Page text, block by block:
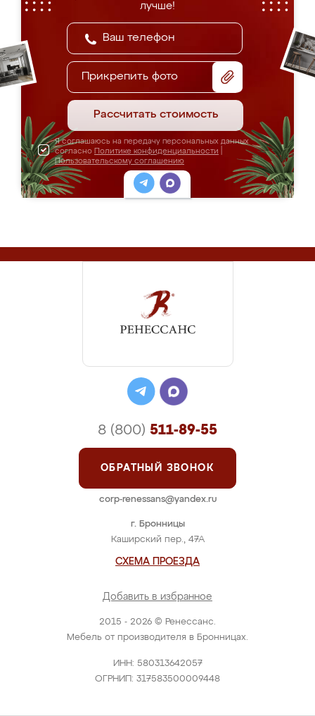
лучше!
Прикрепить фото
Рассчитать стоимость
Я соглашаюсь на передачу персональных данных
согласно Политике конфиденциальности
Пользовательскому соглашению
2015 - 2026 © Ренессанс.
Мебель от производителя в Бронницах.
ИНН: 580313642057
ОГРНИП: 317583500009448
г. Бронницы
Каширский пер., 47А
СХЕМА ПРОЕЗДА
Добавить в избранное
8 (800) 511-89-55
ОБРАТНЫЙ ЗВОНОК
corp-renessans@yandex.ru